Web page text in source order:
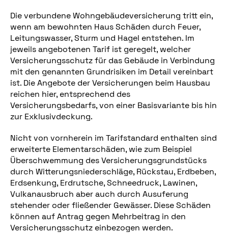
Die verbundene Wohngebäudeversicherung tritt ein,
wenn am bewohnten Haus Schäden durch Feuer,
Leitungswasser, Sturm und Hagel entstehen. Im
jeweils angebotenen Tarif ist geregelt, welcher
Versicherungsschutz für das Gebäude in Verbindung
mit den genannten Grundrisiken im Detail vereinbart
ist. Die Angebote der Versicherungen beim Hausbau
reichen hier, entsprechend des
Versicherungsbedarfs, von einer Basisvariante bis hin
zur Exklusivdeckung.
Nicht von vornherein im Tarifstandard enthalten sind
erweiterte Elementarschäden, wie zum Beispiel
Überschwemmung des Versicherungsgrundstücks
durch Witterungsniederschläge, Rückstau, Erdbeben,
Erdsenkung, Erdrutsche, Schneedruck, Lawinen,
Vulkanausbruch aber auch durch Ausuferung
stehender oder fließender Gewässer. Diese Schäden
können auf Antrag gegen Mehrbeitrag in den
Versicherungsschutz einbezogen werden.